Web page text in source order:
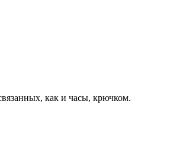
как и часы, крючком.